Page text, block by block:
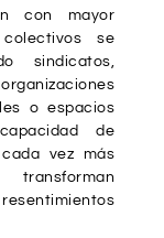
con mayor
se
sindicatos,
o espacios
de
vez más